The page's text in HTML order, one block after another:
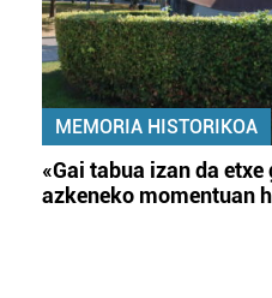
MEMORIA HISTORIKOA
«Gai tabua izan da
azkeneko momentuan